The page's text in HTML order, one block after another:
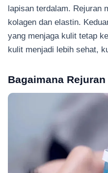
lapisan terdalam. Rejuran
kolagen dan elastin.
yang menjaga kulit tetap
kulit menjadi lebih sehat,
Bagaimana